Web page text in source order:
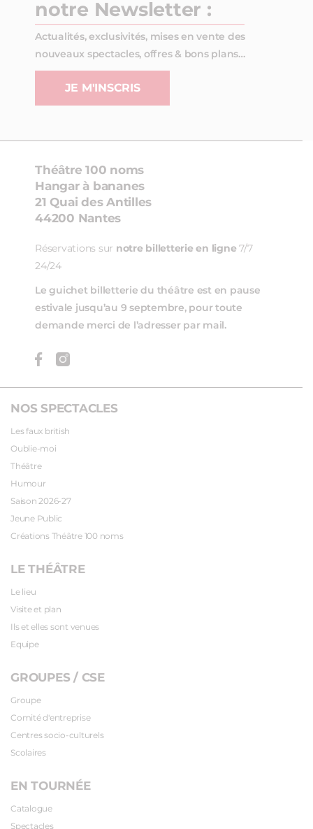
notre Newsletter :
Actualités, exclusivités, mises en vente des
nouveaux spectacles, offres & bons plans…
JE M'INSCRIS
NOS SPECTACLES
Les faux british
Oublie-moi
Théâtre
Humour
Saison 2026-27
Jeune Public
Créations Théâtre 100 noms
LE THÉÂTRE
Le lieu
Visite et plan
Ils et elles sont venues
Equipe
GROUPES / CSE
Groupe
Comité d'entreprise
Centres socio-culturels
Scolaires
EN TOURNÉE
Catalogue
Spectacles
Théâtre 100 noms
Hangar à bananes
21 Quai des Antilles
44200 Nantes
Réservations sur notre billetterie en ligne 7/7
24/24
Le guichet billetterie du théâtre est en pause
estivale jusqu’au 9 septembre, pour toute
demande merci de l’adresser par mail.